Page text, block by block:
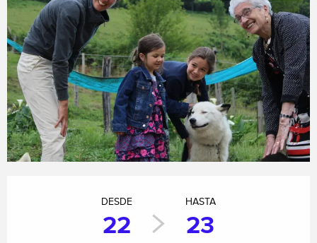
DESDE
22
HASTA
23